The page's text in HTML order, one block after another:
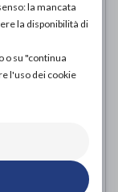
EBK
la mancata
la disponibilità di
o su "continua
l'uso dei cookie